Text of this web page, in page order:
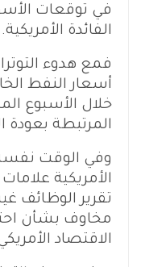
في توقعات
الفائدة الأمريكية.
فمع هدوء
خلال الأسبوع
المرتبطة
وفي الوقت
الأمريكية
تقرير الوظائف غير
مخاوف بشأن
الاقتصاد